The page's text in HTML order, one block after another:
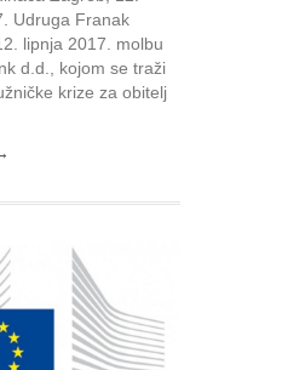
Udruga Franak
lipnja 2017. molbu
d.d., kojom se traži
krize za obitelj